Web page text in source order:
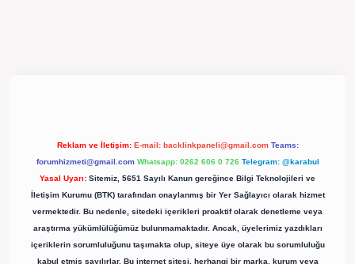
Reklam ve İletişim: E-mail: backlinkpaneli@gmail.com Teams:
forumhizmeti@gmail.com Whatsapp: 0262 606 0 726 Telegram: @karabul
Yasal Uyarı: Sitemiz, 5651 Sayılı Kanun gereğince Bilgi Teknolojileri ve
İletişim Kurumu (BTK) tarafından onaylanmış bir Yer Sağlayıcı olarak hizmet
vermektedir. Bu nedenle, sitedeki içerikleri proaktif olarak denetleme veya
araştırma yükümlülüğümüz bulunmamaktadır. Ancak, üyelerimiz yazdıkları
içeriklerin sorumluluğunu taşımakta olup, siteye üye olarak bu sorumluluğu
kabul etmiş sayılırlar. Bu internet sitesi, herhangi bir marka, kurum veya